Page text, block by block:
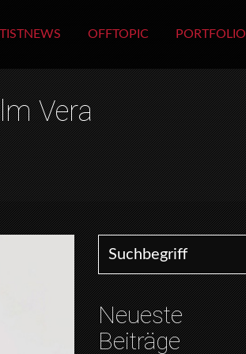
OFFTOPIC PORTFOLIO
Vera
Search for:
Neueste
Beiträge